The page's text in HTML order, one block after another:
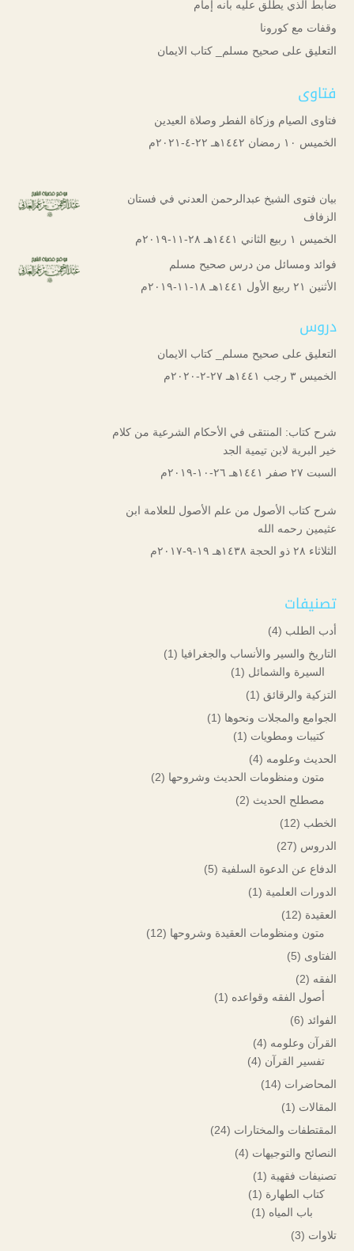
ضابط الذي يطلق عليه بأنه إمام
وقفات مع كورونا
التعليق على صحيح مسلم_ كتاب الايمان
فتاوى
فتاوى الصيام وزكاة الفطر وصلاة العيدين
الخميس ۱۰ رمضان ۱٤٤۲هـ ۲۲-٤-۲۰۲۱م
بيان فتوى الشيخ عبدالرحمن العدني في فستان
الزفاف
الخميس ۱ ربيع الثاني ۱٤٤۱هـ ۲۸-۱۱-۲۰۱۹م
فوائد ومسائل من درس صحيح مسلم
الأثنين ۲۱ ربيع الأول ۱٤٤۱هـ ۱۸-۱۱-۲۰۱۹م
دروس
التعليق على صحيح مسلم_ كتاب الايمان
الخميس ۳ رجب ۱٤٤۱هـ ۲۷-۲-۲۰۲۰م
شرح كتاب: المنتقى في الأحكام الشرعية من كلام
خير البرية لابن تيمية الجد
السبت ۲۷ صفر ۱٤٤۱هـ ۲٦-۱۰-۲۰۱۹م
شرح كتاب الأصول من علم الأصول للعلامة ابن
عثيمين رحمه الله
الثلاثاء ۲۸ ذو الحجة ۱٤۳۸هـ ۱۹-۹-۲۰۱۷م
تصنيفات
أدب الطلب (4)
التاريخ والسير والأنساب والجغرافيا (1)
السيرة والشمائل (1)
التزكية والرقائق (1)
الجوامع والمجلات ونحوها (1)
كتيبات ومطويات (1)
الحديث وعلومه (4)
متون ومنظومات الحديث وشروحها (2)
مصطلح الحديث (2)
الخطب (12)
الدروس (27)
الدفاع عن الدعوة السلفية (5)
الدورات العلمية (1)
العقيدة (12)
متون ومنظومات العقيدة وشروحها (12)
الفتاوى (5)
الفقه (2)
أصول الفقه وقواعده (1)
الفوائد (6)
القرآن وعلومه (4)
تفسير القرآن (4)
المحاضرات (14)
المقالات (1)
المقتطفات والمختارات (24)
النصائح والتوجيهات (4)
تصنيفات فقهية (1)
كتاب الطهارة (1)
باب المياه (1)
تلاوات (3)